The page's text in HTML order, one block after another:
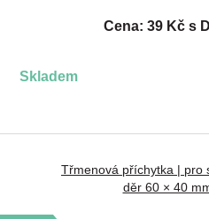
Cena: 39 Kč s
skladem
Třmenová příchytka | pro
děr 60 × 40